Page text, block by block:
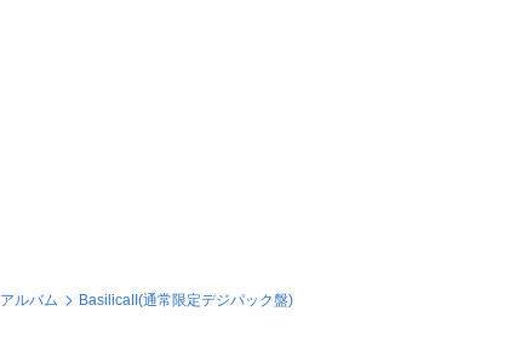
アルバム BasilicaII(通常限定デジパック盤)